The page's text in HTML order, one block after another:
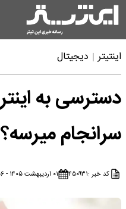
اینتیتر دیجیتال
دسترسی به
سرانجام میرسه؟
کد خبر :۴۵۰۹۳۱ ۰۱ اردیبهشت ۱۴۰۵ - ۱۳:۵۶